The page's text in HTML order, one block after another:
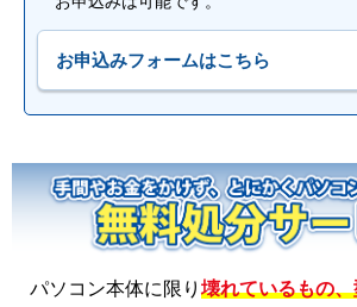
お申込みフォームはこちら
パソコン本体に限り 壊れているもの